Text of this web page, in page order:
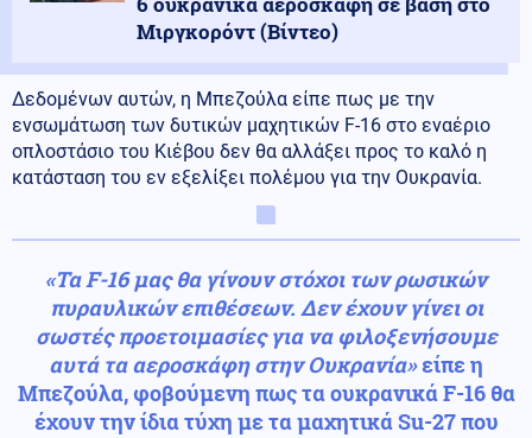
Μιργκορόντ (Βίντεο)
Δεδομένων αυτών, η Μπεζούλα είπε πως με την
ενσωμάτωση των δυτικών μαχητικών F-16 στο εναέριο
οπλοστάσιο του Κιέβου δεν θα αλλάξει προς το καλό η
κατάσταση του εν εξελίξει πολέμου για την Ουκρανία.
«Τα F-16 μας θα γίνουν στόχοι των ρωσικών
πυραυλικών επιθέσεων. Δεν έχουν γίνει οι
σωστές προετοιμασίες για να φιλοξενήσουμε
αυτά τα αεροσκάφη στην Ουκρανία»είπε η
Μπεζούλα, φοβούμενη πως τα ουκρανικά F-16 θα
έχουν την ίδια τύχη με τα μαχητικά Su-27 που